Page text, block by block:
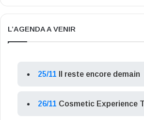
L’AGENDA A VENIR
25/11 Il reste encore demain
26/11 Cosmetic Experience